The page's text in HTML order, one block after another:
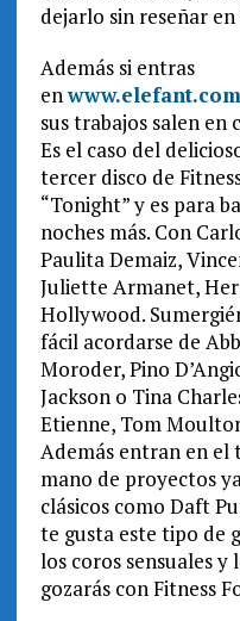
dejarlo sin reseñar
Además si entras
enwww.elefant.com
sus trabajos salen en
Es el caso del
tercer disco de
“Tonight” y es para
noches más. Con
Paulita Demaiz,
Juliette Armanet,
Hollywood.
fácil acordarse de
Moroder, Pino
Jackson o Tina
Etienne, Tom
Además entran en el
mano de proyectos
clásicos como Daft
te gusta este tipo de
los coros sensuales y
gozarás con Fitness